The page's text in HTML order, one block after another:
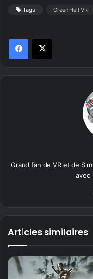
Tags Green Hell VR
Grand fan de VR et de
avec
Articles similaires